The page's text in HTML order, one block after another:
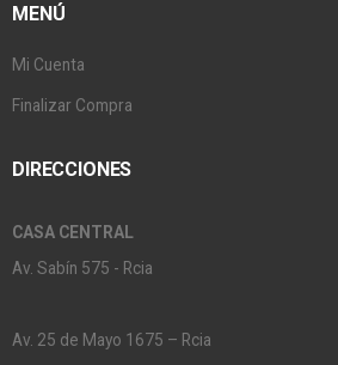
MENÚ
Mi Cuenta
Finalizar Compra
DIRECCIONES
CASA CENTRAL
Av. Sabín 575 - Rcia
Av. 25 de Mayo 1675 – Rcia